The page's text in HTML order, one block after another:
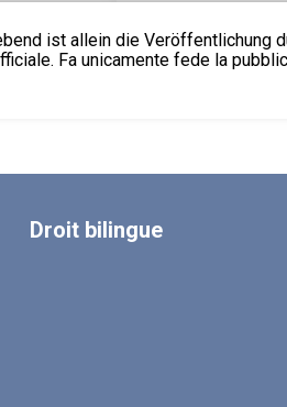
ist allein die Veröffentlichung
Fa unicamente fede la
Droit bilingue